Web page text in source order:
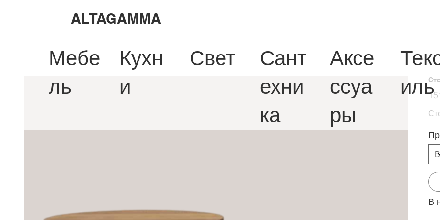
ALTAGAMMA
Мебе
ль
Кухн
и
Свет
Сант
ехни
ка
Аксе
ссуа
ры
ильцена
В